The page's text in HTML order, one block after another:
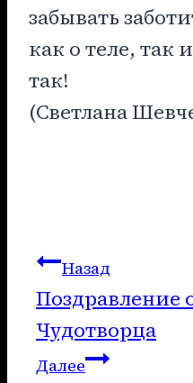
забывать
как о теле, так
так!
(Светлана
Навигация
по
записям
Назад
Поздравление
Чудотворца
Далее